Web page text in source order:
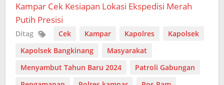
Kampar Cek Kesiapan Lokasi Ekspedisi Merah
Putih Presisi
Ditag Cek Kampar Kapolres
Kapolsek
Kapolsek Bangkinang
Masyarakat
Menyambut Tahun Baru 2024
Patroli Gabungan